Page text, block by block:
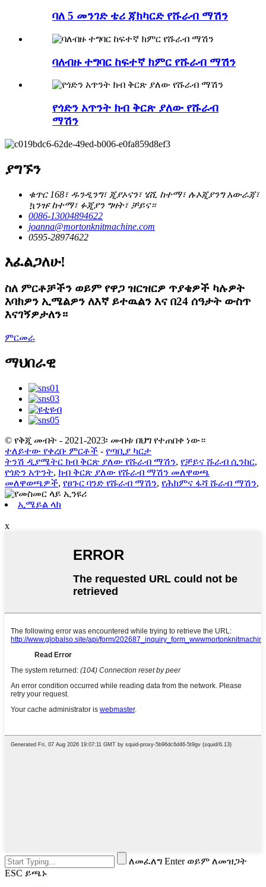
ባለ 5 መንገድ ቴሪ ጃክካርድ የሹራብ ማሽን
ባለብዙ ተግባር ከፍተኛ ክምር የሹራብ ማሽን
የጎድን አጥንት ክብ ቅርጽ ያለው የሹራብ
ማሽን
ያግኙን
ቁጥር 168፣ ዱንዲንግ፣ ጂያኦናን፣ ሄሺ ከተማ፣ ሉኦጂያንግ አውራጃ፣
ኳንዡ ከተማ፣ ፉጂያን ግዛት፣ ቻይና።
0086-13004894622
joanna@mortonknitmachine.com
0595-28974622
እፈልጋለሁ!
ስለ ምርቶቻችን ወይም የዋጋ ዝርዝርዎ ጥያቄዎች ካሉዎት
እባክዎን ኢሜልዎን ለእኛ ይተዉልን እና በ24 ሰዓታት ውስጥ
እናገኝዎታለን።
ምርመራ
ማህበራዊ
© የቅጂ መብት - 2021-2023፡ መብቱ በህግ የተጠበቀ ነው።
ተለይተው የቀረቡ ምርቶች - የጣቢያ ካርታ
ትንሽ ዲያሜትር ክብ ቅርጽ ያለው የሹራብ ማሽን, የቻይና ሹራብ ሲንከር,
የጎድን አጥንት, ክብ ቅርጽ ያለው የሹራብ ማሽን መለዋወጫ
መለዋወጫዎች, የፀጉር ባንድ የሹራብ ማሽን, የሕክምና ፋሻ ሹራብ ማሽን,
ኢሜይል ላክ
x
ለመፈለግ Enter ወይም ለመዝጋት
ESC ይጫኑ